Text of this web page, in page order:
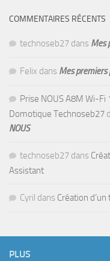
COMMENTAIRES RÉCENTS
technoseb27 dans Mes
Felix dans Mes premiers
Prise NOUS A8M Wi-
Domotique Technoseb27
NOUS
technoseb27 dans
Assistant
Cyril dans Création
PLUS